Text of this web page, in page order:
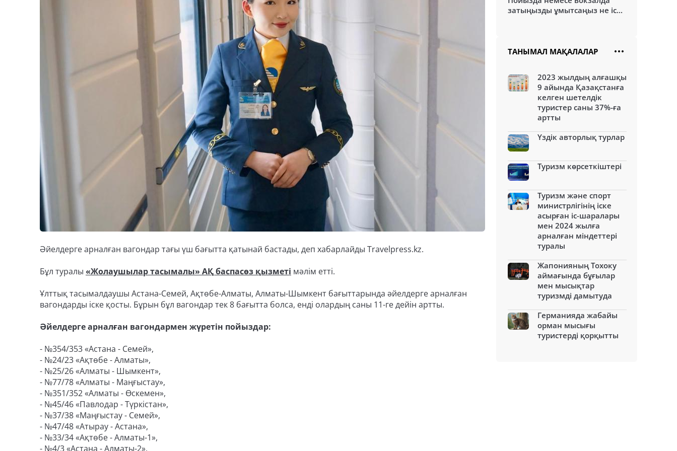
Әйелдерге арналған вагондар тағы үш бағытта қатынай бастады, деп хабарлайды Travelpress.kz.
Бұл туралы «Жолаушылар тасымалы» АҚ баспасөз қызметі мәлім етті.
Ұлттық тасымалдаушы Астана-Семей, Ақтөбе-Алматы, Алматы-Шымкент бағыттарында әйелдерге арналған
вагондарды іске қосты. Бұрын бұл вагондар тек 8 бағытта болса, енді олардың саны 11-ге дейін артты.
Әйелдерге арналған вагондармен жүретін пойыздар:
- №354/353 «Астана - Семей»,
- №24/23 «Ақтөбе - Алматы»,
- №25/26 «Алматы - Шымкент»,
- №77/78 «Алматы - Маңғыстау»,
- №351/352 «Алматы - Өскемен»,
- №45/46 «Павлодар - Түркістан»,
- №37/38 «Маңғыстау - Семей»,
- №47/48 «Атырау - Астана»,
- №33/34 «Ақтөбе - Алматы-1»,
- №4/3 «Астана - Алматы-2»,
затыңызды ұмытсаңыз не іс...
ТАНЫМАЛ МАҚАЛАЛАР
2023 жылдың алғашқы
9 айында Қазақстанға
келген шетелдік
туристер саны 37%-ға
артты
Үздік авторлық турлар
Туризм көрсеткіштері
Туризм және спорт
министрлігінің іске
асырған іс-шаралары
мен 2024 жылға
арналған міндеттері
туралы
Жапонияның Тохоку
аймағында бұғылар
мен мысықтар
туризмді дамытуда
Германияда жабайы
орман мысығы
туристерді қорқытты